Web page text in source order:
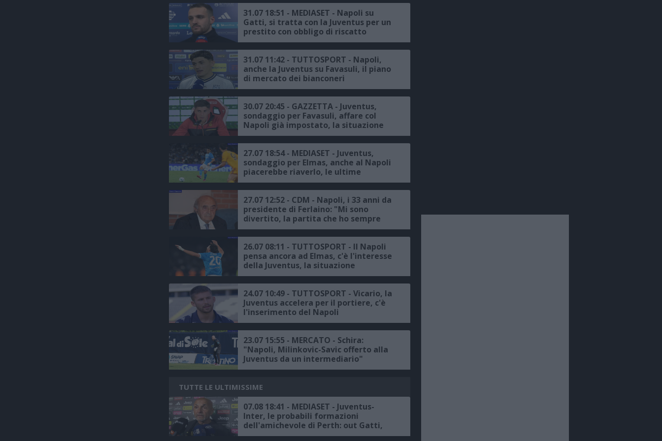
31.07 18:51 - MEDIASET - Napoli su
Gatti, si tratta con la Juventus per un
prestito con obbligo di riscatto
31.07 11:42 - TUTTOSPORT - Napoli,
anche la Juventus su Favasuli, il piano
di mercato dei bianconeri
30.07 20:45 - GAZZETTA - Juventus,
sondaggio per Favasuli, affare col
Napoli già impostato, la situazione
27.07 18:54 - MEDIASET - Juventus,
sondaggio per Elmas, anche al Napoli
piacerebbe riaverlo, le ultime
27.07 12:52 - CDM - Napoli, i 33 anni da
presidente di Ferlaino: "Mi sono
divertito, la partita che ho sempre
voluto vincere? Quella con la
Juventus"
26.07 08:11 - TUTTOSPORT - Il Napoli
pensa ancora ad Elmas, c'è l'interesse
della Juventus, la situazione
24.07 10:49 - TUTTOSPORT - Vicario, la
Juventus accelera per il portiere, c'è
l'inserimento del Napoli
23.07 15:55 - MERCATO - Schira:
"Napoli, Milinkovic-Savic offerto alla
Juventus da un intermediario"
TUTTE LE ULTIMISSIME
07.08 18:41 - MEDIASET - Juventus-
Inter, le probabili formazioni
dell'amichevole di Perth: out Gatti,
Pio-Idrissou coppia confermata